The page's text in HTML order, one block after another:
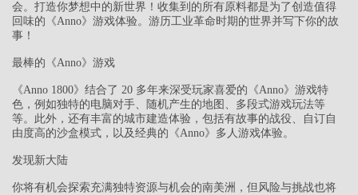
会。打造你梦想中的新世界！收集到的所有原料都是为了创造值得
回味的《Anno》游戏体验。游历工业革命时期的世界并写下你的故
事！
最棒的《Anno》游戏
《Anno 1800》结合了 20 多年来深受玩家喜爱的《Anno》游戏特
色，例如独特的电脑对手、随机产生的地图、多段式游戏玩法等
等。此外，还有丰富的城市建造体验，包括有故事的战役、自订自
由度高的沙盒模式，以及经典的《Anno》多人游戏体验。
发现新大陆
你将有机会探索充满独特资源与机会的南美洲，但风险与挑战也将